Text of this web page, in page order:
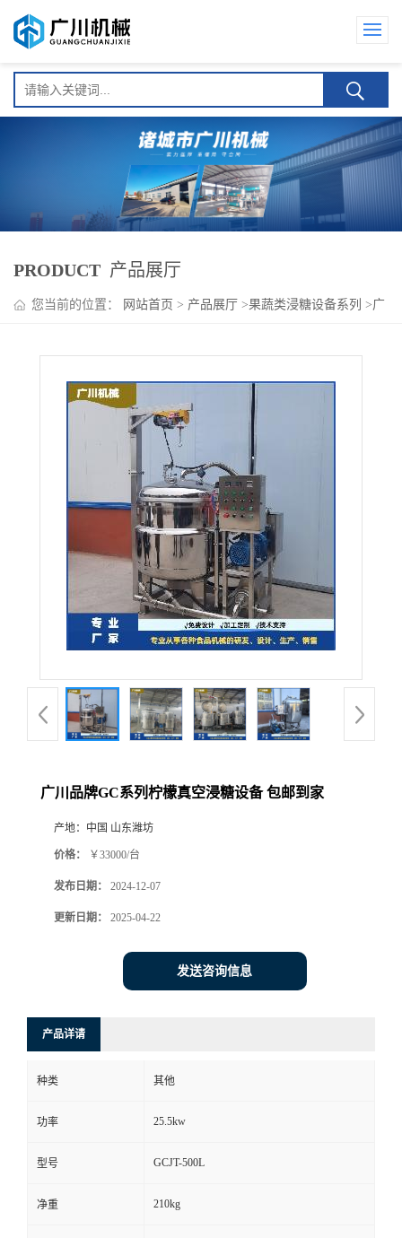
PRODUCT 产品展厅
您当前的位置： 网站首页 > 产品展厅 >果蔬类浸糖设备系列 >广
广川品牌GC系列柠檬真空浸糖设备 包邮到家
产地： 中国 山东潍坊
价格： ￥33000/台
发布日期： 2024-12-07
更新日期： 2025-04-22
发送咨询信息
产品详请
种类 其他
功率 25.5kw
型号 GCJT-500L
净重 210kg